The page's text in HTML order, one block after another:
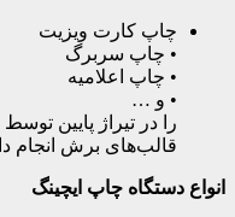
چاپ کارت ویزیت
• چاپ سربرگ
• چاپ اعلامیه
• و …
را در تیراژ پایین
قالب‌های برش انجام
انواع دستگاه چاپ ایچینگ